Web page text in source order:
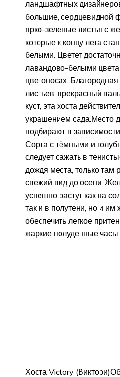
ландшафтных
большие, сердцевидной
ярко-зеленые листья с
которые к концу лета
белыми. Цветет
лавандово-белыми
цветоносах.
листьев, прекрасный
куст, эта хоста
украшением сада.Место
подбирают в зависимости
Сорта с тёмными и
следует сажать в
дождя места, только там
свежий вид до осени.
успешно растут как на
так и в полутени, но и им
обеспечить легкое
жаркие полуденные часы.
Хоста Victory